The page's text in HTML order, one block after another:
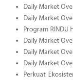
Daily Market
Daily Market
Program RINDU
Daily Market
Daily Market
Daily Market
Perkuat